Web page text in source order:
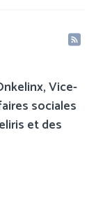
Vice-
sociales
et des